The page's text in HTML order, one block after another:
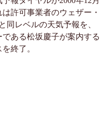
許可事業者のウェザー・
同レベルの天気予報を、
ある松坂慶子が案内する
終了。